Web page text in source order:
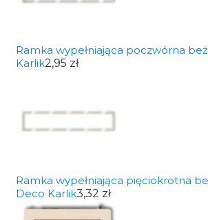
Ramka wypełniająca poczwórna
Karlik2,95 zł
Ramka wypełniająca pięciokrotna
Deco Karlik3,32 zł